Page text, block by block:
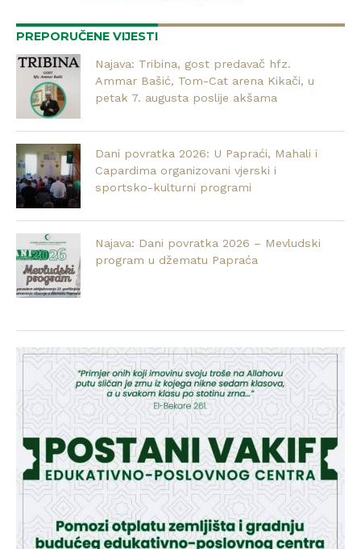
PREPORUČENE VIJESTI
Najava: Tribina, gost predavač hfz.
Ammar Bašić, Tom-Cat arena Kikači, u
petak 7. augusta poslije akšama
Dani povratka 2026: U Papraći, Mahali i
Capardima organizovani vjerski i
sportsko-kulturni programi
Najava: Dani povratka 2026 – Mevludski
program u džematu Papraća